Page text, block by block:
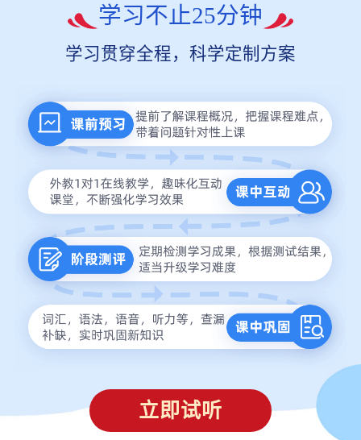
学习不止25分钟
学习贯穿全程，科学定制方案
立即试听